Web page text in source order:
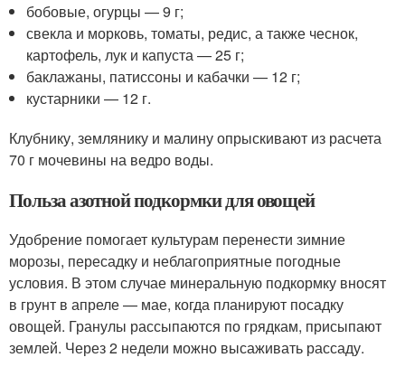
бобовые, огурцы — 9 г;
свекла и морковь, томаты, редис, а также чеснок,
картофель, лук и капуста — 25 г;
баклажаны, патиссоны и кабачки — 12 г;
кустарники — 12 г.
Клубнику, землянику и малину опрыскивают из расчета
70 г мочевины на ведро воды.
Польза азотной подкормки для овощей
Удобрение помогает культурам перенести зимние
морозы, пересадку и неблагоприятные погодные
условия. В этом случае минеральную подкормку вносят
в грунт в апреле — мае, когда планируют посадку
овощей. Гранулы рассыпаются по грядкам, присыпают
землей. Через 2 недели можно высаживать рассаду.